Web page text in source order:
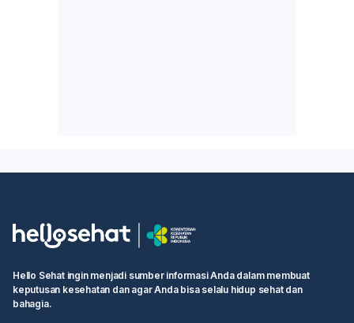
Hello Sehat ingin menjadi sumber informasi Anda dalam membuat
keputusan kesehatan dan agar Anda bisa selalu hidup sehat dan
bahagia.